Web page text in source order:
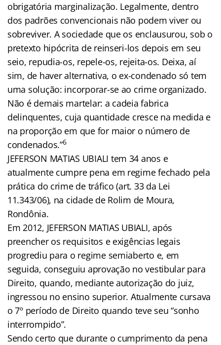
obrigatória marginalização. Legalmente, dentro
dos padrões convencionais não podem viver ou
sobreviver. A sociedade que os enclausurou, sob o
pretexto hipócrita de reinseri-los depois em seu
seio, repudia-os, repele-os, rejeita-os. Deixa, aí
sim, de haver alternativa, o ex-condenado só tem
uma solução: incorporar-se ao crime organizado.
Não é demais martelar: a cadeia fabrica
delinquentes, cuja quantidade cresce na medida e
na proporção em que for maior o número de
condenados.”6
JEFERSON MATIAS UBIALI tem 34 anos e
atualmente cumpre pena em regime fechado pela
prática do crime de tráfico (art. 33 da Lei
11.343/06), na cidade de Rolim de Moura,
Rondônia.
Em 2012, JEFERSON MATIAS UBIALI, após
preencher os requisitos e exigências legais
progrediu para o regime semiaberto e, em
seguida, conseguiu aprovação no vestibular para
Direito, quando, mediante autorização do juiz,
ingressou no ensino superior. Atualmente cursava
o 7º período de Direito quando teve seu “sonho
interrompido”.
Sendo certo que durante o cumprimento da pena